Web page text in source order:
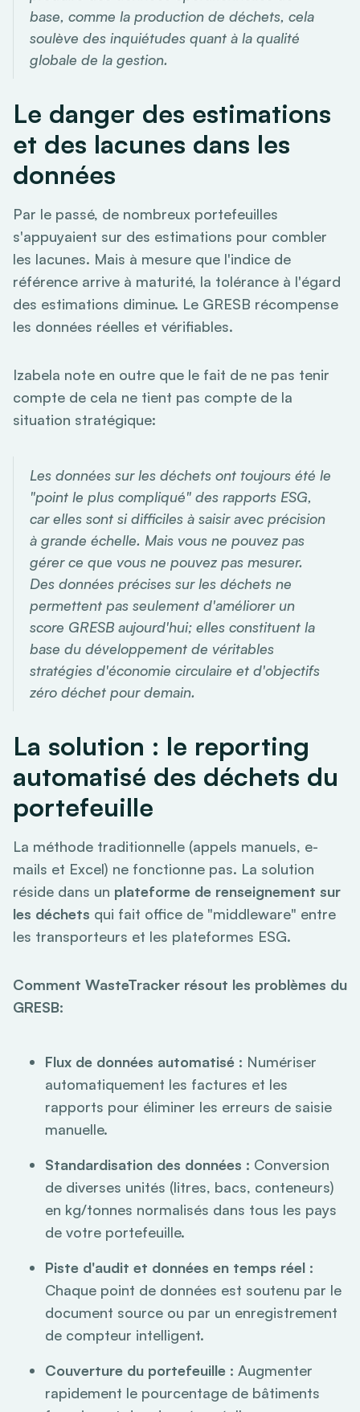
base, comme la production de déchets, cela
soulève des inquiétudes quant à la qualité
globale de la gestion.
Le danger des estimations
et des lacunes dans les
données
Par le passé, de nombreux portefeuilles
s'appuyaient sur des estimations pour combler
les lacunes. Mais à mesure que l'indice de
référence arrive à maturité, la tolérance à l'égard
des estimations diminue. Le GRESB récompense
les données réelles et vérifiables.
Izabela note en outre que le fait de ne pas tenir
compte de cela ne tient pas compte de la
situation stratégique:
Les données sur les déchets ont toujours été le
"point le plus compliqué" des rapports ESG,
car elles sont si difficiles à saisir avec précision
à grande échelle. Mais vous ne pouvez pas
gérer ce que vous ne pouvez pas mesurer.
Des données précises sur les déchets ne
permettent pas seulement d'améliorer un
score GRESB aujourd'hui; elles constituent la
base du développement de véritables
stratégies d'économie circulaire et d'objectifs
zéro déchet pour demain.
La solution : le reporting
automatisé des déchets du
portefeuille
La méthode traditionnelle (appels manuels, e-
mails et Excel) ne fonctionne pas. La solution
réside dans un plateforme de renseignement sur
les déchets qui fait office de "middleware" entre
les transporteurs et les plateformes ESG.
Comment WasteTracker résout les problèmes du
GRESB:
Flux de données automatisé : Numériser
automatiquement les factures et les
rapports pour éliminer les erreurs de saisie
manuelle.
Standardisation des données : Conversion
de diverses unités (litres, bacs, conteneurs)
en kg/tonnes normalisés dans tous les pays
de votre portefeuille.
Piste d'audit et données en temps réel :
Chaque point de données est soutenu par le
document source ou par un enregistrement
de compteur intelligent.
Couverture du portefeuille : Augmenter
rapidement le pourcentage de bâtiments